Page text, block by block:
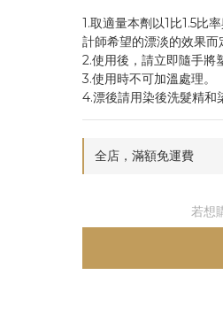
1.取適量本劑以1比1.5比
計師希望的漂淡的效果而
2.使用後，請立即隨手將
3.使用時不可加溫處理。
4.漂後請用染後洗髮精和
全店，滿額免運費
若想